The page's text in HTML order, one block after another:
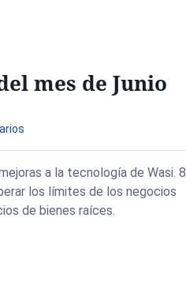
mes de Junio
a la tecnología de Wasi. 8
los límites de los negocios
de bienes raíces.